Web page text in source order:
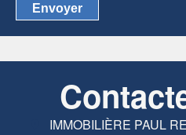
Envoyer
IMMOBILIÈRE PAUL